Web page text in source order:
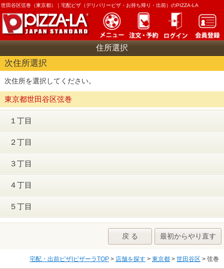
世田谷区弦巻（東京都）｜ 宅配ピザ（デリバリーピザ・お持ち帰り・出前）のPIZZA-LA
住所選択
次住所選択
次住所を選択してください。
東京都世田谷区弦巻
１丁目
２丁目
３丁目
４丁目
５丁目
最初からやり直す
戻 る
宅配・出前ピザ|ピザーラTOP > 店舗を探す > 東京都 > 世田谷区 > 弦巻